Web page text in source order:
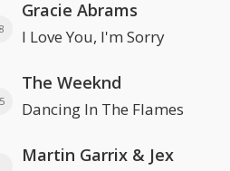
Gracie Abrams
I Love You, I'm Sorry
The Weeknd
Dancing In The Flames
Martin Garrix & Jex